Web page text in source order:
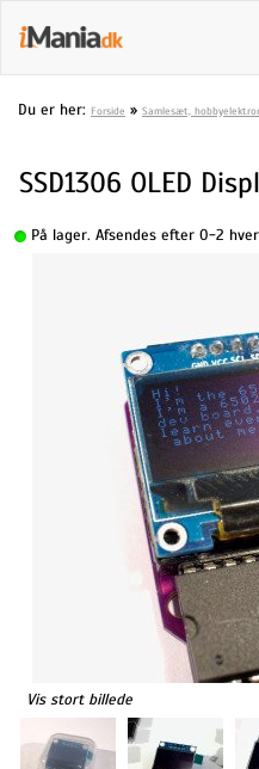
Du er her: Forside » Samlesæt,
SSD1306 OLED
På lager. Afsendes efter 0-2
Vis stort billede